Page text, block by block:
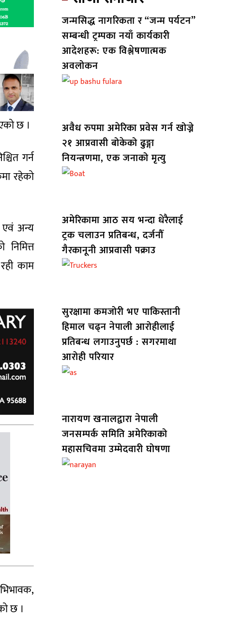
छ ।
गर्न
रहेको
एवं अन्य
काम
छ ।
जन्मसिद्ध नागरिकता र “जन्म पर्यटन”
सम्बन्धी ट्रम्पका नयाँ कार्यकारी
आदेशहरू: एक विश्लेषणात्मक
अवलोकन
अवैध रुपमा अमेरिका प्रवेस गर्न खोज्ने
२१ आप्रवासी बोकेको ढुङ्गा
नियन्त्रणमा, एक जनाको मृत्यु
अमेरिकामा आठ सय भन्दा धेरैलाई
ट्रक चलाउन प्रतिबन्ध, दर्जनौँ
गैरकानूनी आप्रवासी पक्राउ
सुरक्षामा कमजोरी भए पाकिस्तानी
हिमाल चढ्न नेपाली आरोहीलाई
प्रतिबन्ध लगाउनुपर्छ : सगरमाथा
आरोही परियार
नारायण खनालद्वारा नेपाली
जनसम्पर्क समिति अमेरिकाको
महासचिवमा उम्मेदवारी घोषणा